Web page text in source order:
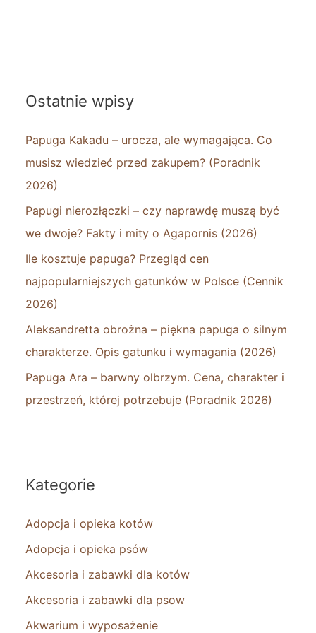
Ostatnie wpisy
Papuga Kakadu – urocza, ale wymagająca. Co
musisz wiedzieć przed zakupem? (Poradnik
2026)
Papugi nierozłączki – czy naprawdę muszą być
we dwoje? Fakty i mity o Agapornis (2026)
Ile kosztuje papuga? Przegląd cen
najpopularniejszych gatunków w Polsce (Cennik
2026)
Aleksandretta obrożna – piękna papuga o silnym
charakterze. Opis gatunku i wymagania (2026)
Papuga Ara – barwny olbrzym. Cena, charakter i
przestrzeń, której potrzebuje (Poradnik 2026)
Kategorie
Adopcja i opieka kotów
Adopcja i opieka psów
Akcesoria i zabawki dla kotów
Akcesoria i zabawki dla psow
Akwarium i wyposażenie